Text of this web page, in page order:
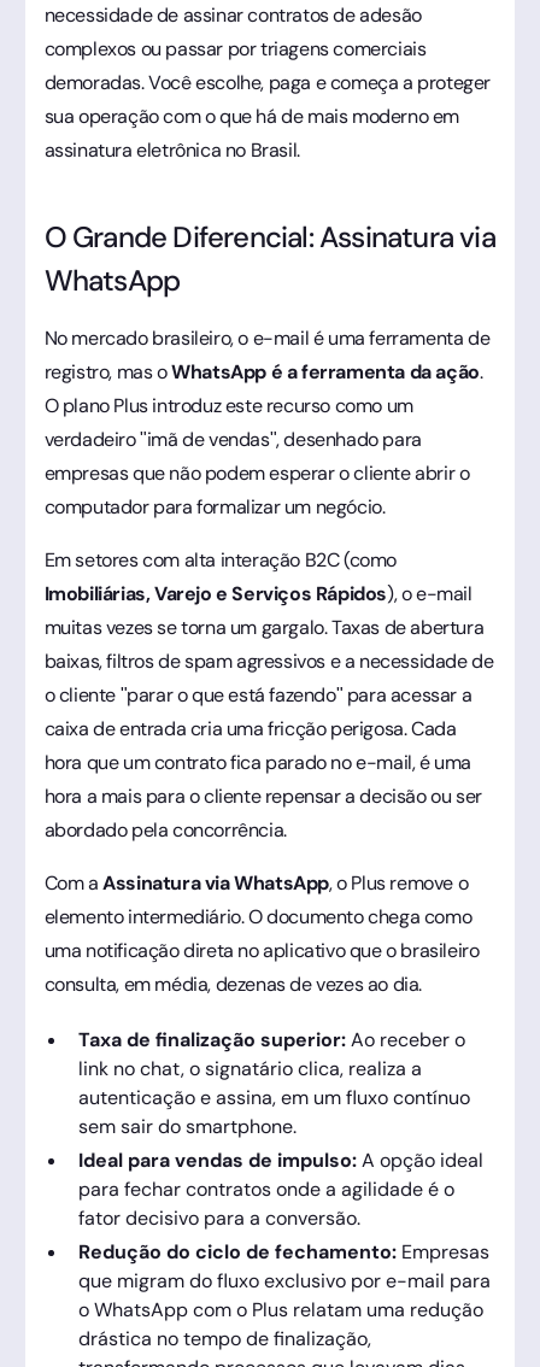
necessidade de assinar contratos de adesão
complexos ou passar por triagens comerciais
demoradas. Você escolhe, paga e começa a proteger
sua operação com o que há de mais moderno em
assinatura eletrônica no Brasil.
O Grande Diferencial: Assinatura via
WhatsApp
No mercado brasileiro, o e-mail é uma ferramenta de
registro, mas oWhatsApp é a ferramenta da ação.
O plano Plus introduz este recurso como um
verdadeiro "imã de vendas", desenhado para
empresas que não podem esperar o cliente abrir o
computador para formalizar um negócio.
Em setores com alta interação B2C (como
Imobiliárias, Varejo e Serviços Rápidos), o e-mail
muitas vezes se torna um gargalo. Taxas de abertura
baixas, filtros de spam agressivos e a necessidade de
o cliente "parar o que está fazendo" para acessar a
caixa de entrada cria uma fricção perigosa. Cada
hora que um contrato fica parado no e-mail, é uma
hora a mais para o cliente repensar a decisão ou ser
abordado pela concorrência.
Com aAssinatura via WhatsApp, o Plus remove o
elemento intermediário. O documento chega como
uma notificação direta no aplicativo que o brasileiro
consulta, em média, dezenas de vezes ao dia.
Taxa de finalização superior:Ao receber o
link no chat, o signatário clica, realiza a
autenticação e assina, em um fluxo contínuo
sem sair do smartphone.
Ideal para vendas de impulso:A opção ideal
para fechar contratos onde a agilidade é o
fator decisivo para a conversão.
Redução do ciclo de fechamento:Empresas
que migram do fluxo exclusivo por e-mail para
o WhatsApp com o Plus relatam uma redução
drástica no tempo de finalização,